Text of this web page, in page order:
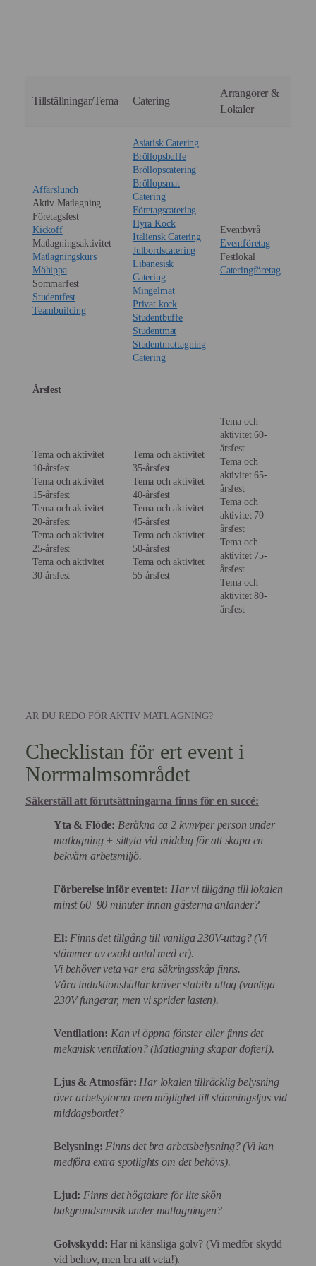
Tillställningar/Tema Catering
Arrangörer &
Lokaler
Affärslunch
Aktiv Matlagning
Företagsfest
Kickoff
Matlagningsaktivitet
Matlagningskurs
Möhippa
Sommarfest
Studentfest
Teambuilding
Asiatisk Catering
Bröllopsbuffe
Bröllopscatering
Bröllopsmat
Catering
Företagscatering
Hyra Kock
Italiensk Catering
Julbordscatering
Libanesisk
Catering
Mingelmat
Privat kock
Studentbuffe
Studentmat
Studentmottagning
Catering
Eventbyrå
Eventföretag
Festlokal
Cateringföretag
Årsfest
Tema och aktivitet
10-årsfest
Tema och aktivitet
15-årsfest
Tema och aktivitet
20-årsfest
Tema och aktivitet
25-årsfest
Tema och aktivitet
30-årsfest
Tema och aktivitet
35-årsfest
Tema och aktivitet
40-årsfest
Tema och aktivitet
45-årsfest
Tema och aktivitet
50-årsfest
Tema och aktivitet
55-årsfest
Tema och
aktivitet 60-
årsfest
Tema och
aktivitet 65-
årsfest
Tema och
aktivitet 70-
årsfest
Tema och
aktivitet 75-
årsfest
Tema och
aktivitet 80-
årsfest
ÄR DU REDO FÖR AKTIV MATLAGNING?
Checklistan för ert event i
Norrmalmsområdet
Säkerställ att förutsättningarna finns för en succé:
Yta & Flöde: Beräkna ca 2 kvm/per person under
matlagning + sittyta vid middag för att skapa en
bekväm arbetsmiljö.
Förberelse inför eventet: Har vi tillgång till lokalen
minst 60–90 minuter innan gästerna anländer?
El: Finns det tillgång till vanliga 230V-uttag? (Vi
stämmer av exakt antal med er).
Vi behöver veta var era säkringsskåp finns.
Våra induktionshällar kräver stabila uttag (vanliga
230V fungerar, men vi sprider lasten).
Ventilation: Kan vi öppna fönster eller finns det
mekanisk ventilation? (Matlagning skapar dofter!).
Ljus & Atmosfär: Har lokalen tillräcklig belysning
över arbetsytorna men möjlighet till stämningsljus vid
middagsbordet?
Belysning: Finns det bra arbetsbelysning? (Vi kan
medföra extra spotlights om det behövs).
Ljud: Finns det högtalare för lite skön
bakgrundsmusik under matlagningen?
Golvskydd:Har ni känsliga golv? (Vi medför skydd
vid behov, men bra att veta!).